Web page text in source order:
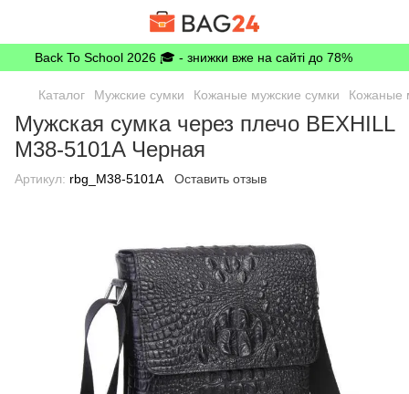
Back To School 2026 🎓 - знижки вже на сайті до 78%
Каталог Мужские сумки Кожаные мужские сумки Кожаные
Мужская сумка через плечо BEXHILL
M38-5101A Черная
Артикул: rbg_M38-5101A Оставить отзыв